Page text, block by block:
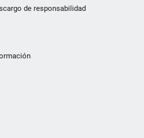
de responsabilidad